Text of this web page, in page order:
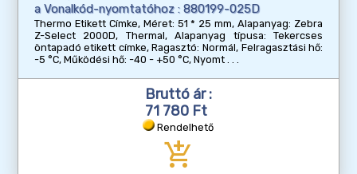
a Vonalkód-nyomtatóhoz : 880199-025D
Thermo Etikett Címke, Méret: 51 * 25 mm, Alapanyag: Zebra
Z-Select 2000D, Thermal, Alapanyag típusa: Tekercses
öntapadó etikett címke, Ragasztó: Normál, Felragasztási hő:
-5 °C, Működési hő: -40 - +50 °C, Nyomt
Bruttó ár :
71 780 Ft
Rendelhető
add_shopping_cart